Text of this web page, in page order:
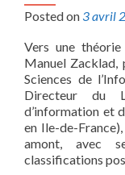
Posted on 3 avril
Vers une
Manuel Zacklad,
Sciences de
Directeur du
d’information et
en Ile-de-
amont, avec
classifications